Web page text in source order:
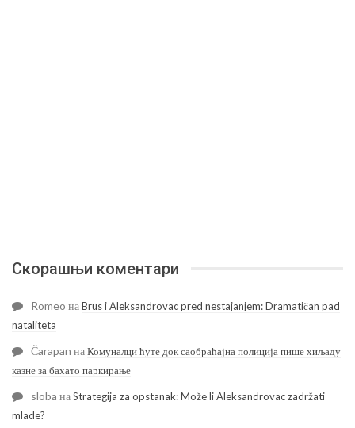
Скорашњи коментари
Romeo наBrus i Aleksandrovac pred nestajanjem: Dramatičan pad
nataliteta
Čarapan наКомуналци ћуте док саобраћајна полиција пише хиљаду
казне за бахато паркирање
sloba наStrategija za opstanak: Može li Aleksandrovac zadržati
mlade?